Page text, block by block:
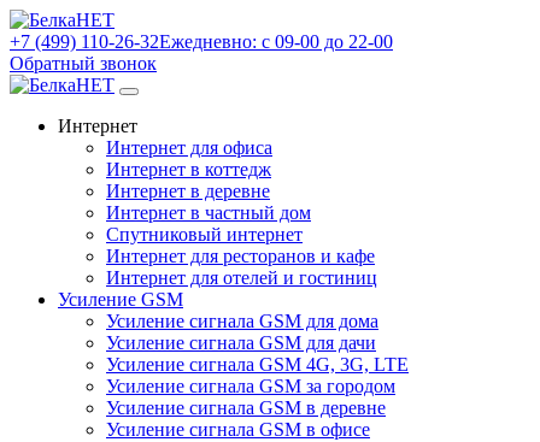
+7 (499) 110-26-32Ежедневно: с 09-00 до 22-00
Обратный звонок
Интернет
Интернет для офиса
Интернет в коттедж
Интернет в деревне
Интернет в частный дом
Спутниковый интернет
Интернет для ресторанов и кафе
Интернет для отелей и гостиниц
Усиление GSM
Усиление сигнала GSM для дома
Усиление сигнала GSM для дачи
Усиление сигнала GSM 4G, 3G, LTE
Усиление сигнала GSM за городом
Усиление сигнала GSM в деревне
Усиление сигнала GSM в офисе